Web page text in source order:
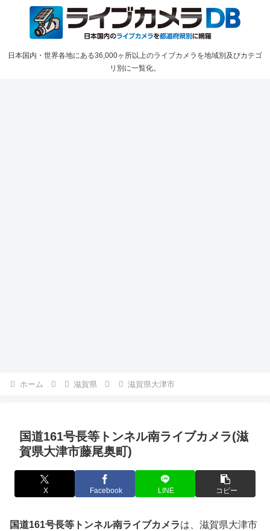
日本国内・世界各地にある36,000ヶ所以上のライブカメラを地域別及びカテゴ
リ別に一覧化。
ホーム 滋賀県 滋賀県大津市
国道161号長等トンネル南ライブカメラ(滋
賀県大津市藤尾奥町)
X Facebook LINE コピー
国道161号長等トンネル南ライブカメラは、滋賀県大津市